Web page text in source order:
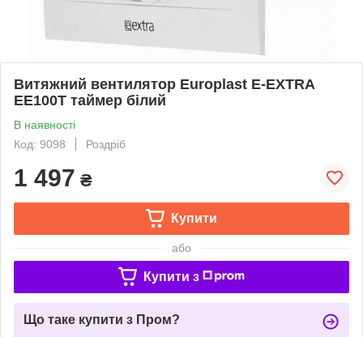
Витяжний вентилятор Europlast E-EXTRA
EЕ100T таймер білий
В наявності
Код: 9098
Роздріб
1 497 ₴
Купити
або
Купити з
Що таке купити з Пром?